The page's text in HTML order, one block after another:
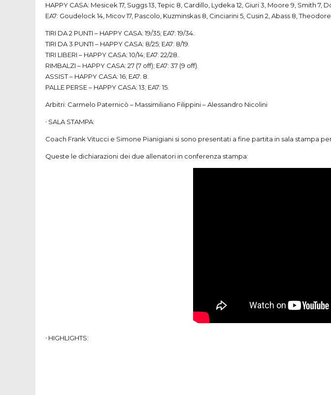
HAPPY CASA: Mesicek 17, Suggs 13, Tepic 8, Cardillo, Lydeka 12, Giuri 3, Moore 9, Smith
EA7: Goudelock 14, Micov 17, Pascolo, Kuzminskas 8, Cinciarini 5, Cusin 2, Abass 8,
TIRI DA 2 PUNTI – HAPPY CASA: 19/35; EA7: 19/34.
TIRI DA 3 PUNTI – HAPPY CASA: 8/25; EA7: 8/19.
TIRI LIBERI – HAPPY CASA: 10/14; EA7: 22/28.
RIMBALZI – HAPPY CASA: 27 (7 off); EA7: 37 (9 off).
ASSIST– HAPPY CASA: 16; EA7: 8.
PALLE PERSE– HAPPY CASA: 13; EA7: 15.
Arbitri: Carmelo Paternicò – Massimiliano Filippini – Alessandro Nicolini
ᐧ SALA STAMPA:
Coach Frank Vitucci e Simone Pianigiani si sono presentati a fine partita in sala stampa
Queste le dichiarazioni dei due allenatori in conferenza stampa:
ᐧ HIGHLIGHTS: